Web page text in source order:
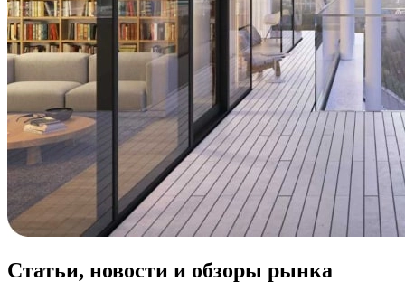
Статьи, новости и обзоры рынка